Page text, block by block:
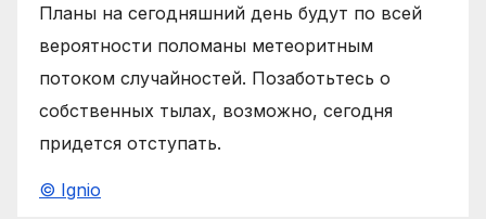
Планы на сегодняшний день будут по всей
вероятности поломаны метеоритным
потоком случайностей. Позаботьтесь о
собственных тылах, возможно, сегодня
придется отступать.
© Ignio